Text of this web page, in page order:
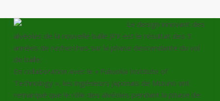
Le design innovant des
alvéoles de la nouvelle balle JPX est le résultat des 3
années de recherches sur la phase descendante du vol
de balle.
En collaboration avec le « Fukuoka Institute of
Technology », les ingénieurs japonais de Mizuno ont
remarqué que le rôle des alvéoles pendant la phase de